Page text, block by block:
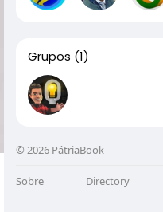
Grupos (1)
© 2026 PátriaBook
Sobre Directory